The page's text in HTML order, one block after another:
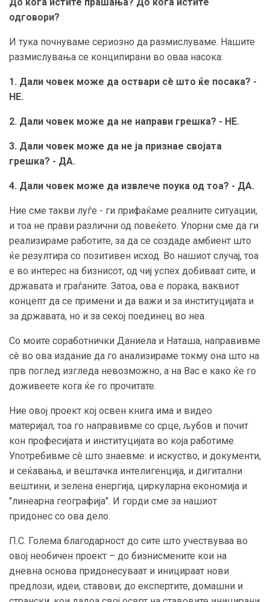
одговори?
И тука почнуваме сериозно да размислуваме. Нашите
размислувања се конципирани во оваа насока:
1. Дали човек може да оствари сè што ќе посака? -
НЕ.
2. Дали човек може да не направи грешка? - НЕ.
3. Дали човек може да не ја признае својата
грешка? - ДА.
4. Дали човек може да извлече поука од тоа? - ДА.
Ние сме такви луѓе - ги прифаќаме реалните ситуации,
и тоа не прави различни од повеќето. Упорни сме да ги
реализираме работите, за да се создаде амбиент што
ќе резултира со позитивен исход. Во нашиот случај, тоа
е во интерес на бизнисот, од чиј успех добиваат сите, и
државата и граѓаните. Затоа, ова е порака, ваквиот
концепт да се примени и да важи и за институцијата и
за државата, но и за секој поединец во неа.
Со моите соработнички Даниела и Наташа, направивме
сè во ова издание да го анализираме токму она што на
прв поглед изгледа невозможно, а на Вас е како ќе го
доживеете кога ќе го прочитате.
Ние овој проект кој освен книга има и видео
материјал, тоа го направивме со срце, љубов и почит
кон професијата и институцијата во која работиме.
Употребивме сè што знаевме: и искуство, и документи,
и сеќавања, и вештачка интелигенција, и дигитални
вештини, и зелена енергија, циркуларна економија и
"линеарна географија". И горди сме за нашиот
придонес со ова дело.
П.С. Голема благодарност до сите што учествуваа во
овој необичен проект – до бизнисмените кои на
дневна основа придонесуваат и иницираат нови
предлози, идеи, ставови; до експертите, домашни и